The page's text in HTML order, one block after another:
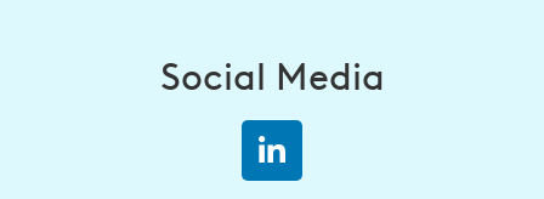
Social Media